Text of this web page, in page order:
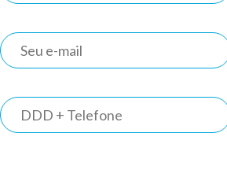
BANK